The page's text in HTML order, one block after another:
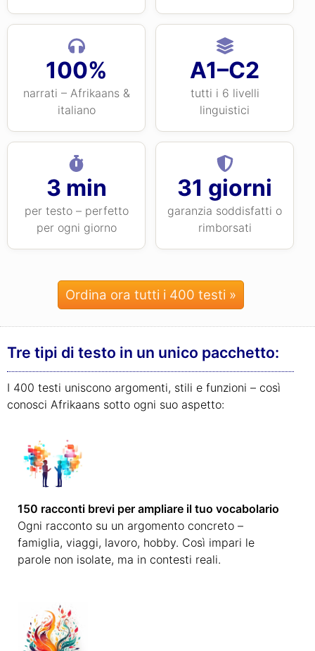
100%
narrati – Afrikaans &
italiano
A1–C2
tutti i 6 livelli
linguistici
3 min
per testo – perfetto
per ogni giorno
31 giorni
garanzia soddisfatti o
rimborsati
Ordina ora tutti i 400 testi »
Tre tipi di testo in un unico pacchetto:
I 400 testi uniscono argomenti, stili e funzioni – così
conosci Afrikaans sotto ogni suo aspetto:
150 racconti brevi per ampliare il tuo vocabolario
Ogni racconto su un argomento concreto –
famiglia, viaggi, lavoro, hobby. Così impari le
parole non isolate, ma in contesti reali.